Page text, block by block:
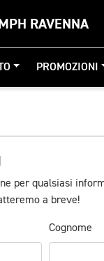
RAVENNA
PROMOZIONI
per qualsiasi
a breve!
Cognome